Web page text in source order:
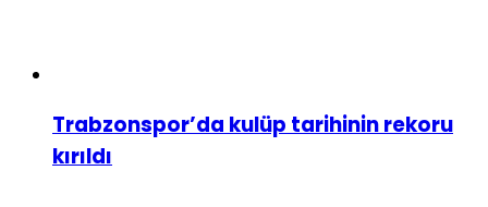
Trabzonspor’da kulüp tarihinin rekoru
kırıldı